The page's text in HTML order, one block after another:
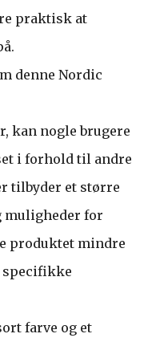
praktisk at
denne Nordic
kan nogle brugere
i forhold til andre
tilbyder et større
muligheder for
produktet mindre
farve og et